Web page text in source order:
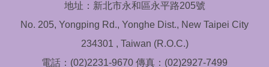
地址：新北市永和區永平路205號
No. 205, Yongping Rd., Yonghe Dist., New Taipei City
234301 , Taiwan (R.O.C.)
電話：(02)2231-9670 傳真：(02)2927-7499